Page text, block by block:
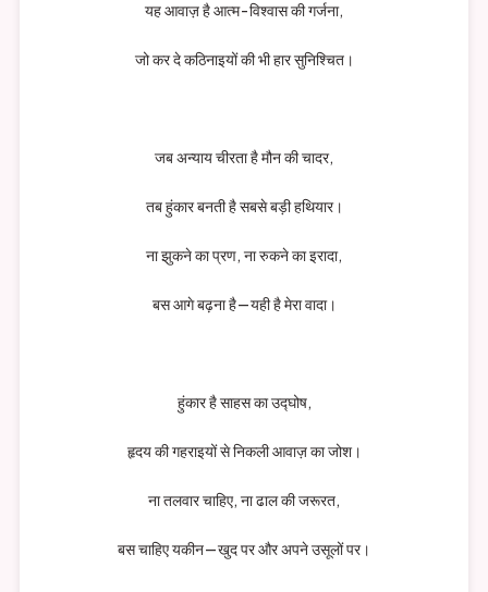
यह आवाज़ है आत्म-विश्वास की गर्जना,
जो कर दे कठिनाइयों की भी हार सुनिश्चित।
जब अन्याय चीरता है मौन की चादर,
तब हुंकार बनती है सबसे बड़ी हथियार।
ना झुकने का प्रण, ना रुकने का इरादा,
बस आगे बढ़ना है—यही है मेरा वादा।
हुंकार है साहस का उद्घोष,
हृदय की गहराइयों से निकली आवाज़ का जोश।
ना तलवार चाहिए, ना ढाल की जरूरत,
बस चाहिए यकीन—खुद पर और अपने उसूलों पर।